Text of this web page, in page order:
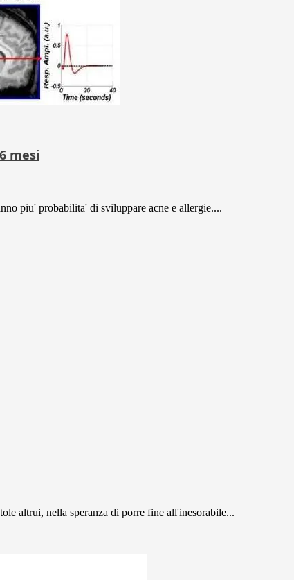
mesi
piu' probabilita' di sviluppare acne e allergie....
altrui, nella speranza di porre fine all'inesorabile...